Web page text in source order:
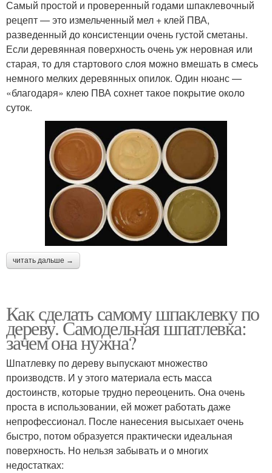
Самый простой и проверенный годами шпаклевочный
рецепт — это измельченный мел + клей ПВА,
разведенный до консистенции очень густой сметаны.
Если деревянная поверхность очень уж неровная или
старая, то для стартового слоя можно вмешать в смесь
немного мелких деревянных опилок. Один нюанс —
«благодаря» клею ПВА сохнет такое покрытие около
суток.
читать дальше →
Как сделать самому шпаклевку по
дереву. Самодельная шпатлевка:
зачем она нужна?
Шпатлевку по дереву выпускают множество
производств. И у этого материала есть масса
достоинств, которые трудно переоценить. Она очень
проста в использовании, ей может работать даже
непрофессионал. После нанесения высыхает очень
быстро, потом образуется практически идеальная
поверхность. Но нельзя забывать и о многих
недостатках: